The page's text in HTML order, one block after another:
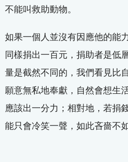
不能叫救助動物。
如果一個人並沒有因應他的能
同樣捐出一百元，捐助者是低
量是截然不同的，我們看見比
願意無私地奉獻，自然會想生
應該出一分力；相對地，若捐
能只會冷笑一聲，如此吝嗇不如